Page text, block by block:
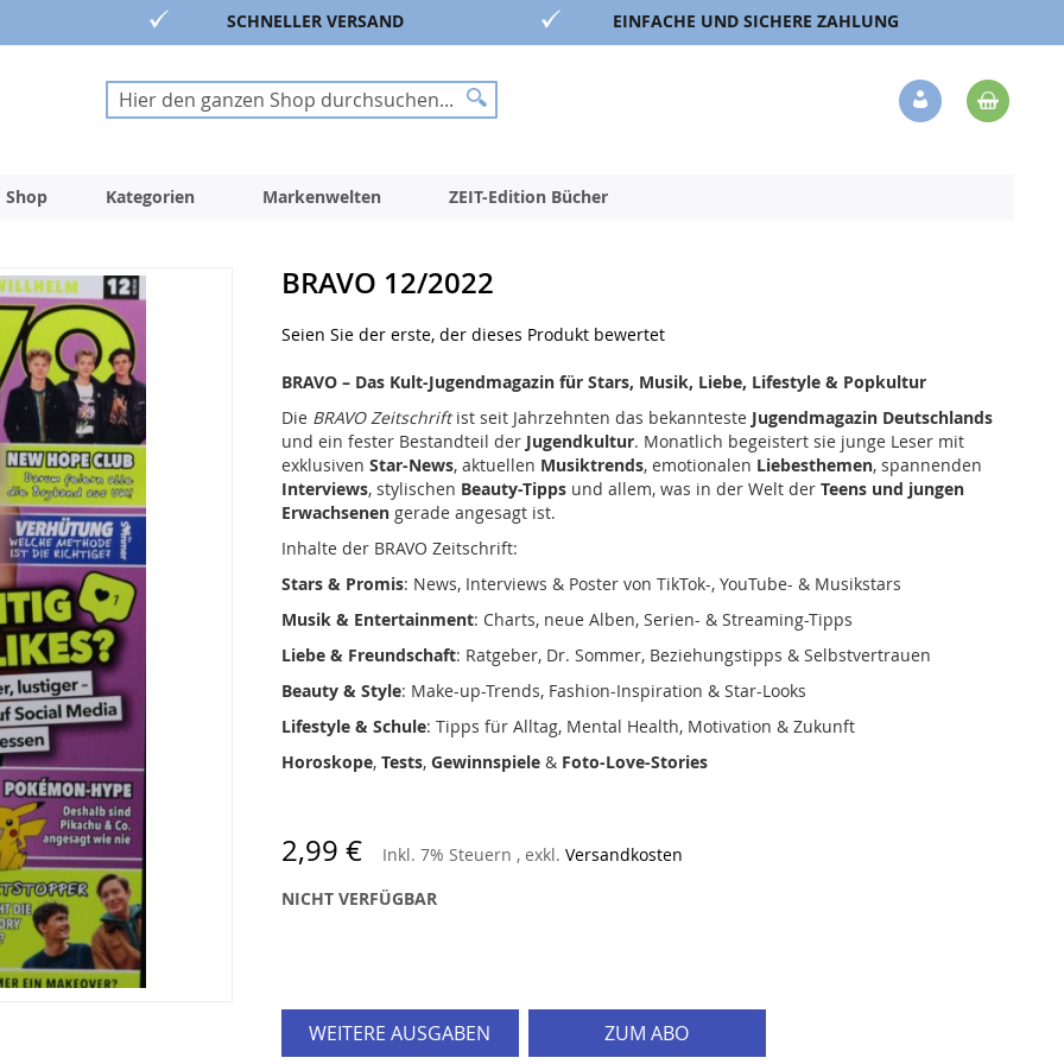
SCHNELLER VERSAND EINFACHE UND SICHERE ZAHLUNG
Suche
Suche
Veränderung
Shop Kategorien Markenwelten ZEIT-Edition Bücher
BRAVO 12/2022
Seien Sie der erste, der dieses Produkt bewertet
BRAVO – Das Kult-Jugendmagazin für Stars, Musik, Liebe, Lifestyle & Popkultur
Die BRAVO Zeitschriftist seit Jahrzehnten das bekannteste Jugendmagazin Deutschlands
und ein fester Bestandteil der Jugendkultur. Monatlich begeistert sie junge Leser mit
exklusiven Star-News, aktuellen Musiktrends, emotionalen Liebesthemen, spannenden
Interviews, stylischen Beauty-Tippsund allem, was in der Welt der Teens und jungen
Erwachsenengerade angesagt ist.
Inhalte der BRAVO Zeitschrift:
Stars & Promis: News, Interviews & Poster von TikTok-, YouTube- & Musikstars
Musik & Entertainment: Charts, neue Alben, Serien- & Streaming-Tipps
Liebe & Freundschaft: Ratgeber, Dr. Sommer, Beziehungstipps & Selbstvertrauen
Beauty & Style: Make-up-Trends, Fashion-Inspiration & Star-Looks
Lifestyle & Schule: Tipps für Alltag, Mental Health, Motivation & Zukunft
Horoskope, Tests, Gewinnspiele& Foto-Love-Stories
2,99 € Inkl. 7% Steuern , exkl. Versandkosten
NICHT VERFÜGBAR
WEITERE AUSGABEN ZUM ABO